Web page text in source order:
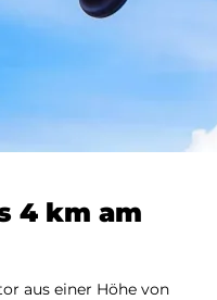
4 km am
aus einer Höhe von